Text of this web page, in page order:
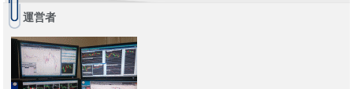
運営者